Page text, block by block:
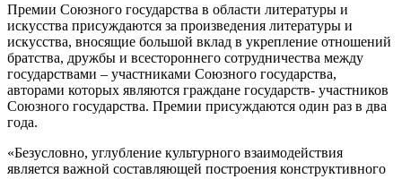
Премии Союзного государства в области литературы и
искусства присуждаются за произведения литературы и
искусства, вносящие большой вклад в укрепление отношений
братства, дружбы и всестороннего сотрудничества между
государствами – участниками Союзного государства,
авторами которых являются граждане государств- участников
Союзного государства. Премии присуждаются один раз в два
года.
«Безусловно, углубление культурного взаимодействия
является важной составляющей построения конструктивного